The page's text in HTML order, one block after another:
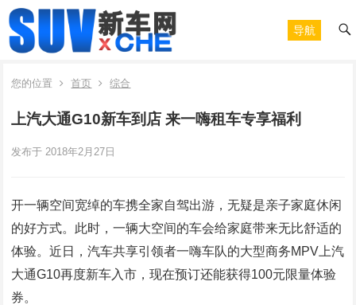
导航
您的位置 首页 综合
上汽大通G10新车到店 来一嗨租车专享福利
发布于 2018年2月27日
开一辆空间宽绰的车携全家自驾出游，无疑是亲子家庭休闲
的好方式。此时，一辆大空间的车会给家庭带来无比舒适的
体验。近日，汽车共享引领者一嗨车队的大型商务MPV上汽
大通G10再度新车入市，现在预订还能获得100元限量体验
券。